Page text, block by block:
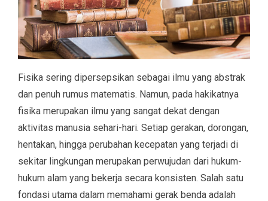
Fisika sering dipersepsikan sebagai ilmu yang abstrak
dan penuh rumus matematis. Namun, pada hakikatnya
fisika merupakan ilmu yang sangat dekat dengan
aktivitas manusia sehari-hari. Setiap gerakan, dorongan,
hentakan, hingga perubahan kecepatan yang terjadi di
sekitar lingkungan merupakan perwujudan dari hukum-
hukum alam yang bekerja secara konsisten. Salah satu
fondasi utama dalam memahami gerak benda adalah